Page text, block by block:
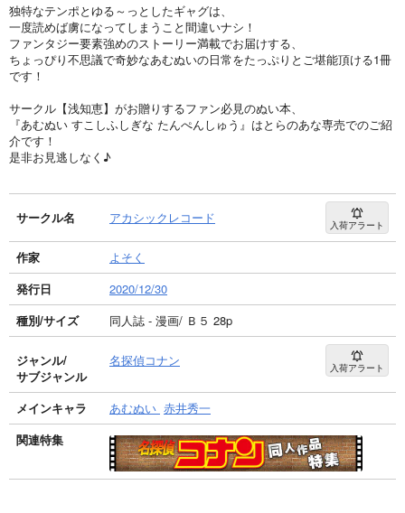
独特なテンポとゆる～っとしたギャグは、
一度読めば虜になってしまうこと間違いナシ！
ファンタジー要素強めのストーリー満載でお届けする、
ちょっぴり不思議で奇妙なあむぬいの日常をたっぷりとご堪能頂ける1冊
です！
サークル【浅知恵】がお贈りするファン必見のぬい本、
『あむぬい すこしふしぎな たんぺんしゅう』はとらのあな専売でのご紹
介です！
是非お見逃しなく♪
サークル名 アカシックレコード 入荷アラート
作家
よそく
発行日
2020/12/30
種別/サイズ
同人誌 - 漫画/ Ｂ５ 28p
ジャンル/
サブジャンル
名探偵コナン 入荷アラート
メインキャラ あむぬい 赤井秀一
関連特集